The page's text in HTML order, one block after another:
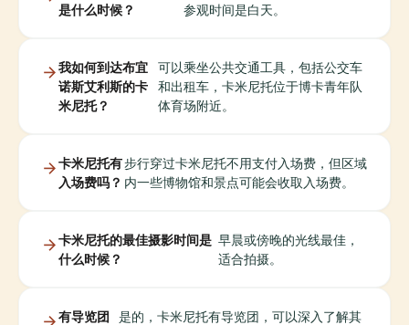
是什么时候？
参观时间是白天。
我如何到达布宜
诺斯艾利斯的卡
米尼托？
可以乘坐公共交通工具，包括公交车
和出租车，卡米尼托位于博卡青年队
体育场附近。
卡米尼托有
入场费吗？
步行穿过卡米尼托不用支付入场费，但区域
内一些博物馆和景点可能会收取入场费。
卡米尼托的最佳摄影时间是
什么时候？
早晨或傍晚的光线最佳，
适合拍摄。
有导览团
是的，卡米尼托有导览团，可以深入了解其